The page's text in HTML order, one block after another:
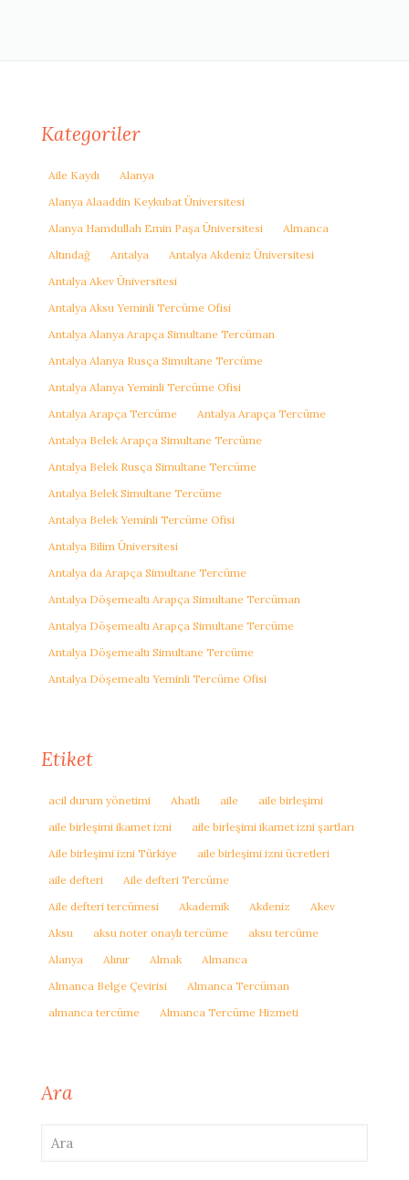
Kategoriler
Aile Kaydı
Alanya
Alanya Alaaddin Keykubat Üniversitesi
Alanya Hamdullah Emin Paşa Üniversitesi
Almanca
Altındağ
Antalya
Antalya Akdeniz Üniversitesi
Antalya Akev Üniversitesi
Antalya Aksu Yeminli Tercüme Ofisi
Antalya Alanya Arapça Simultane Tercüman
Antalya Alanya Rusça Simultane Tercüme
Antalya Alanya Yeminli Tercüme Ofisi
Antalya Arapça Tercüme
Antalya Arapça Tercüme
Antalya Belek Arapça Simultane Tercüme
Antalya Belek Rusça Simultane Tercüme
Antalya Belek Simultane Tercüme
Antalya Belek Yeminli Tercüme Ofisi
Antalya Bilim Üniversitesi
Antalya da Arapça Simultane Tercüme
Antalya Döşemealtı Arapça Simultane Tercüman
Antalya Döşemealtı Arapça Simultane Tercüme
Antalya Döşemealtı Simultane Tercüme
Antalya Döşemealtı Yeminli Tercüme Ofisi
Etiket
acil durum yönetimi Ahatlı aile
aile birleşimi
aile birleşimi ikamet izni
aile birleşimi ikamet izni şartları
Aile birleşimi izni Türkiye
aile birleşimi izni ücretleri
aile defteri
Aile defteri Tercüme
Aile defteri tercümesi
Akademik Akdeniz
Akev
Aksu
aksu noter onaylı tercüme
aksu tercüme
Alanya
Alınır Almak
Almanca
Almanca Belge Çevirisi
Almanca Tercüman
almanca tercüme
Almanca Tercüme Hizmeti
Ara